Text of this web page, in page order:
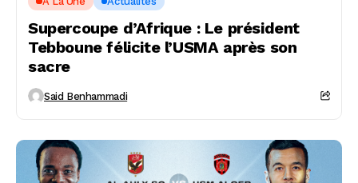
Supercoupe d’Afrique : Le président
Tebboune félicite l’USMA après son
sacre
Said Benhammadi